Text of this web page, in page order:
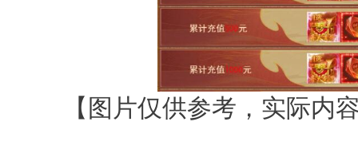
【图片仅供参考，实际内容